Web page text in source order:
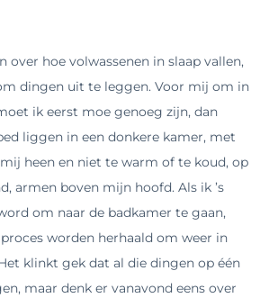
over hoe volwassenen in slaap vallen,
dingen uit te leggen. Voor mij om in
ik eerst moe genoeg zijn, dan
liggen in een donkere kamer, met
heen en niet te warm of te koud, op
armen boven mijn hoofd. Als ik ’s
om naar de badkamer te gaan,
worden herhaald om weer in
klinkt gek dat al die dingen op één
maar denk er vanavond eens over